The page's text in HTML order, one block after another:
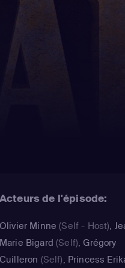
Acteurs de l'épisode:
Olivier Minne (Self - Host),
Marie Bigard (Self),Grégory
Cuilleron (Self), Princess